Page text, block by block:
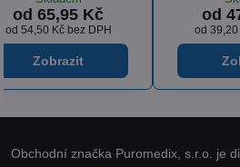
od 53,85 Kč
od 44,50 Kč
Obchodní značka Puromedix, s.r.o. je